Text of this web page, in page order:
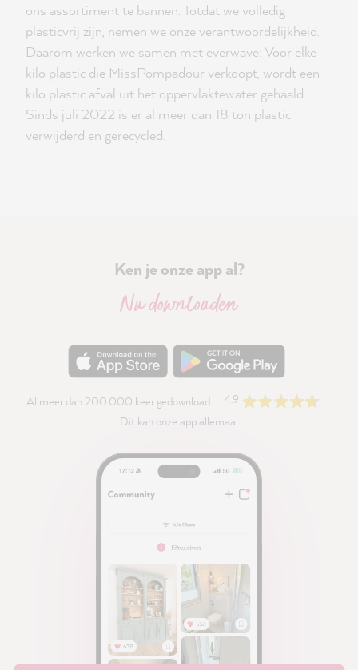
ons assortiment te bannen. Totdat we volledig
plasticvrij zijn, nemen we onze verantwoordelijkheid.
Daarom werken we samen met everwave: Voor elke
kilo plastic die MissPompadour verkoopt, wordt een
kilo plastic afval uit het oppervlaktewater gehaald.
Sinds juli 2022 is er al meer dan 18 ton plastic
verwijderd en gerecycled.
Ken je onze app al?
Nu downloaden
Al meer dan 200.000 keer gedownload
4.9
Dit kan onze app allemaal